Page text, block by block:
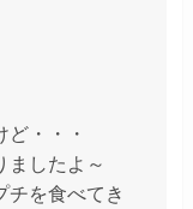
・・・
ましたよ～
チを食べてき